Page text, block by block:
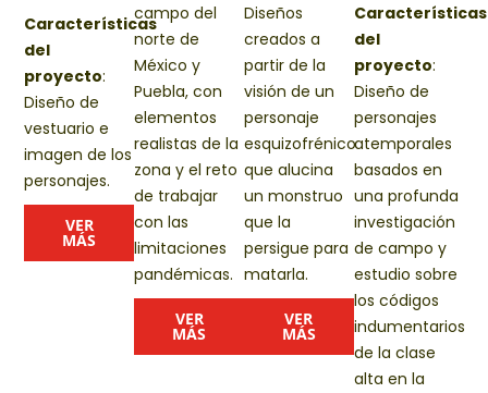
Características
del
proyecto:
Diseño de
vestuario e
imagen de los
personajes.
VER
MÁS
campo del
norte de
México y
Puebla, con
elementos
realistas de la
zona y el reto
de trabajar
con las
limitaciones
pandémicas.
VER
MÁS
Diseños
creados a
partir de la
visión de un
personaje
esquizofrénico
que alucina
un monstruo
que la
persigue para
matarla.
VER
MÁS
Características
del
proyecto:
Diseño de
personajes
atemporales
basados en
una profunda
investigación
de campo y
estudio sobre
los códigos
indumentarios
de la clase
alta en la